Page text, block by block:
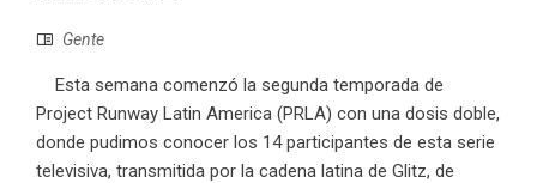
Gente
Esta semana comenzó la segunda temporada de
Project Runway Latin America (PRLA) con una dosis doble,
donde pudimos conocer los 14 participantes de esta serie
televisiva, transmitida por la cadena latina de Glitz, de